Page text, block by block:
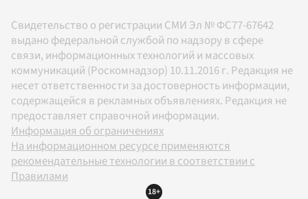
Свидетельство о регистрации СМИ Эл № ФС77-67642
выдано федеральной службой по надзору в сфере
связи, информационных технологий и массовых
коммуникаций (Роскомнадзор) 10.11.2016 г. Редакция не
несет ответственности за достоверность информации,
содержащейся в рекламных объявлениях. Редакция не
предоставляет справочной информации.
Информация об ограничениях
На информационном ресурсе применяются
рекомендательные технологии в соответствии с
Правилами
18+